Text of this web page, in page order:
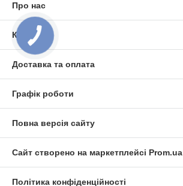
Про нас
Контакти
Доставка та оплата
Графік роботи
Повна версія сайту
Сайт створено на маркетплейсі Prom.ua
Політика конфіденційності